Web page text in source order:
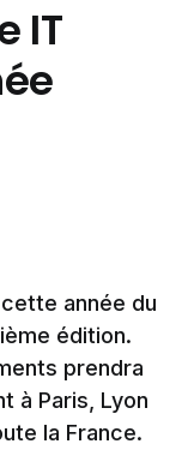
IT
année du
édition.
prendra
à Paris, Lyon
la France.